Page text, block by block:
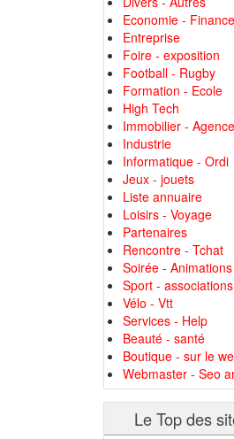
Economie - Finance
Entreprise
Foire - exposition
Football - Rugby
Formation - Ecole
High Tech
Immobilier - Agence
Industrie
Informatique - Ordi
Jeux - jouets
Liste annuaire
Loisirs - Voyage
Partenaires
Rencontre - Tchat
Soirée - Animations
Sport - associations
Vélo - Vtt
Services - Help
Beauté - santé
Boutique - sur le
Webmaster - Seo
Le Top des